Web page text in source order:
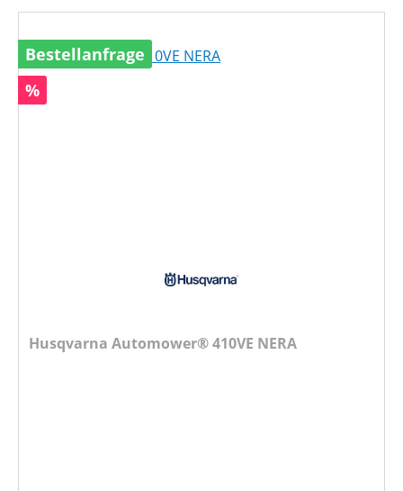
Bestellanfrage
Rabatt
%
Husqvarna Automower® 410VE NERA